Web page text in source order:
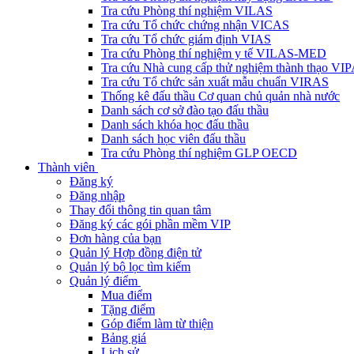
Tra cứu Phòng thí nghiệm VILAS
Tra cứu Tổ chức chứng nhận VICAS
Tra cứu Tổ chức giám định VIAS
Tra cứu Phòng thí nghiệm y tế VILAS-MED
Tra cứu Nhà cung cấp thử nghiệm thành thạo
Tra cứu Tổ chức sản xuất mẫu chuẩn VIRAS
Thống kê đấu thầu Cơ quan chủ quản nhà nước
Danh sách cơ sở đào tạo đấu thầu
Danh sách khóa học đấu thầu
Danh sách học viên đấu thầu
Tra cứu Phòng thí nghiệm GLP OECD
Thành viên
Đăng ký
Đăng nhập
Thay đổi thông tin quan tâm
Đăng ký các gói phần mềm VIP
Đơn hàng của bạn
Quản lý Hợp đồng điện tử
Quản lý bộ lọc tìm kiếm
Quản lý điểm
Mua điểm
Tặng điểm
Góp điểm làm từ thiện
Bảng giá